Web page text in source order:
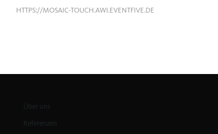
HTTPS://MOSAIC-TOUCH.AWI.EVENTFIVE.DE
Über uns
Referenzen